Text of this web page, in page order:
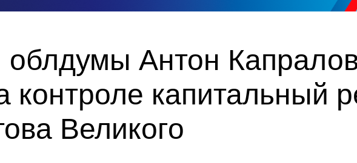
облдумы Антон
контроле капитальный
Великого